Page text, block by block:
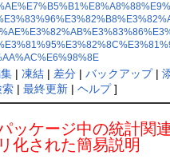
| 凍結| 差分| バックアップ|
索| 最終更新| ヘルプ]
ッケージ中の統計関
化された簡易説明